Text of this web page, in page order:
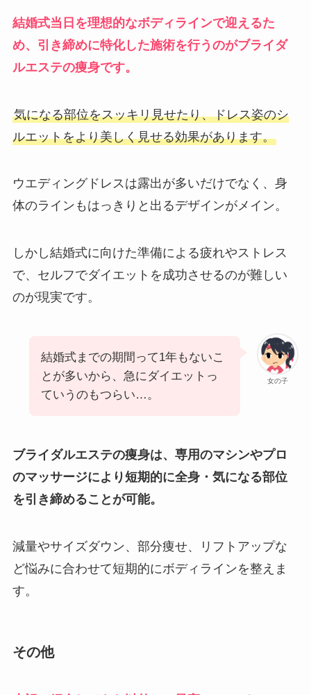
結婚式当日を理想的なボディラインで迎えるた
め、引き締めに特化した施術を行うのがブライダ
ルエステの痩身です。
気になる部位をスッキリ見せたり、ドレス姿のシ
ルエットをより美しく見せる効果があります。
ウエディングドレスは露出が多いだけでなく、身
体のラインもはっきりと出るデザインがメイン。
しかし結婚式に向けた準備による疲れやストレス
で、セルフでダイエットを成功させるのが難しい
のが現実です。
女の子
結婚式までの期間って1年もないこ
とが多いから、急にダイエットっ
ていうのもつらい…。
ブライダルエステの痩身は、専用のマシンやプロ
のマッサージにより短期的に全身・気になる部位
を引き締めることが可能。
減量やサイズダウン、部分痩せ、リフトアップな
ど悩みに合わせて短期的にボディラインを整えま
す。
その他